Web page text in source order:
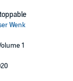
Wenk
1